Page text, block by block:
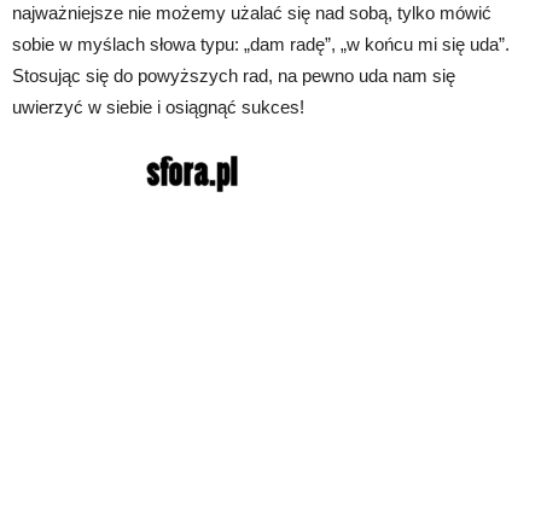
najważniejsze nie możemy użalać się nad sobą, tylko mówić
sobie w myślach słowa typu: „dam radę”, „w końcu mi się uda”.
Stosując się do powyższych rad, na pewno uda nam się
uwierzyć w siebie i osiągnąć sukces!